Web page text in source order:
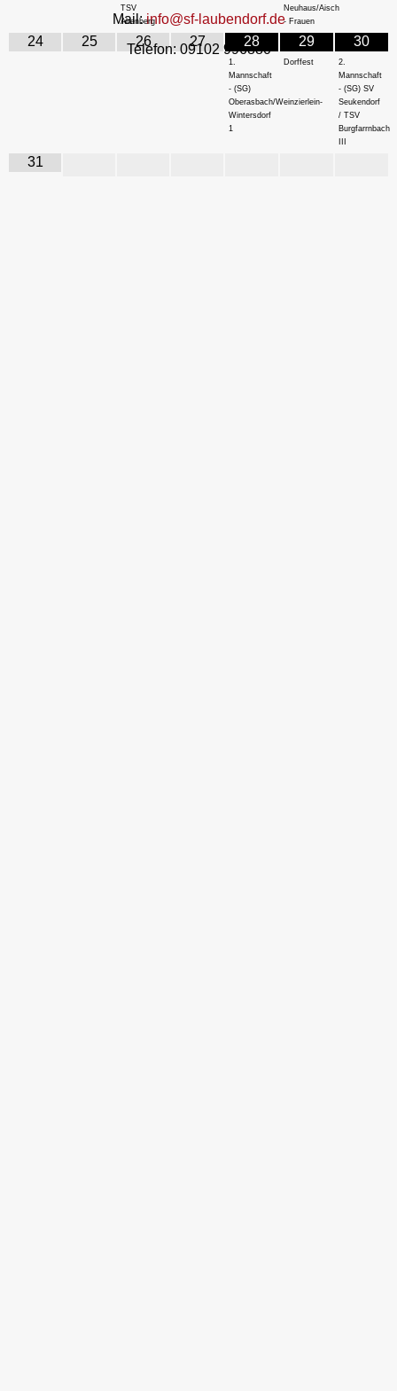
TSV
Altenberg
Neuhaus/Aisch
- Frauen
24 25 26 27 28
1.
Mannschaft
- (SG)
Oberasbach/Weinzierlein-
Wintersdorf
1
29
Dorffest
30
2.
Mannschaft
- (SG) SV
Seukendorf
/ TSV
Burgfarrnbach
31
Mail:info@sf-laubendorf.de
Telefon: 09102 996880